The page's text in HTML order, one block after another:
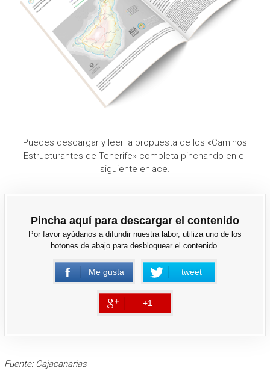
Puedes descargar y leer la propuesta de los «Caminos
Estructurantes de Tenerife» completa pinchando en el
siguiente enlace.
Pincha aquí para descargar el contenido
Por favor ayúdanos a difundir nuestra labor, utiliza uno de los
botones de abajo para desbloquear el contenido.
Me gusta
error tweet
+1
error
Fuente: Cajacanarias